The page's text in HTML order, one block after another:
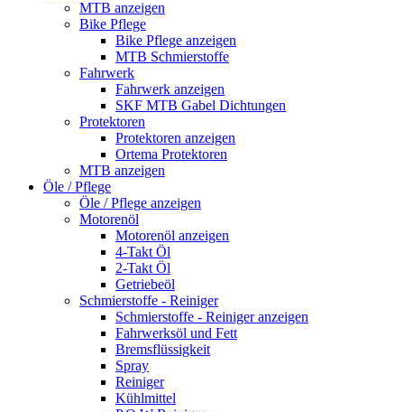
MTB anzeigen
Bike Pflege
Bike Pflege anzeigen
MTB Schmierstoffe
Fahrwerk
Fahrwerk anzeigen
SKF MTB Gabel Dichtungen
Protektoren
Protektoren anzeigen
Ortema Protektoren
MTB anzeigen
Öle / Pflege
Öle / Pflege anzeigen
Motorenöl
Motorenöl anzeigen
4-Takt Öl
2-Takt Öl
Getriebeöl
Schmierstoffe - Reiniger
Schmierstoffe - Reiniger anzeigen
Fahrwerksöl und Fett
Bremsflüssigkeit
Spray
Reiniger
Kühlmittel